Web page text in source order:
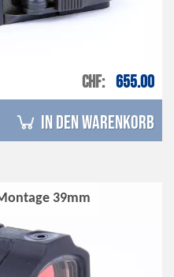
CHF 655.00
in den Warenkorb
39mm